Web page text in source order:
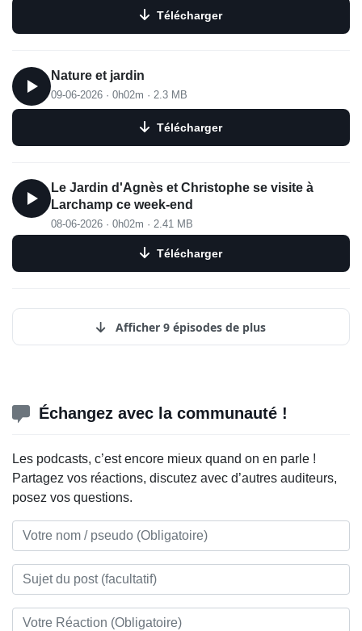
Télécharger
Nature et jardin
09-06-2026 · 0h02m · 2.3 MB
Télécharger
Le Jardin d'Agnès et Christophe se visite à
Larchamp ce week-end
08-06-2026 · 0h02m · 2.41 MB
Télécharger
Afficher 9 épisodes de plus
Échangez avec la communauté !
Les podcasts, c’est encore mieux quand on en parle !
Partagez vos réactions, discutez avec d’autres auditeurs,
posez vos questions.